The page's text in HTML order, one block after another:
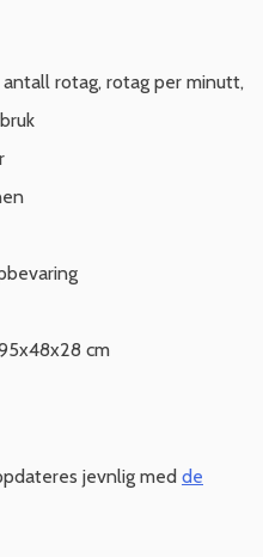
rotag, rotag per minutt,
cm
jevnlig med de